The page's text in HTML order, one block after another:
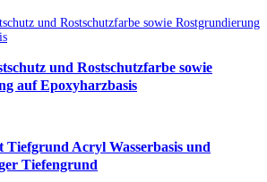
und Rostschutzfarbe sowie
auf Epoxyharzbasis
Tiefgrund Acryl Wasserbasis und
Tiefengrund